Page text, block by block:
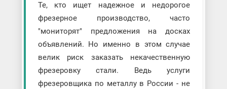
Те, кто ищет надежное и недорогое
фрезерное производство, часто
"мониторят" предложения на досках
объявлений. Но именно в этом случае
велик риск заказать некачественную
фрезеровку стали. Ведь услуги
фрезеровщика по металлу в России - не